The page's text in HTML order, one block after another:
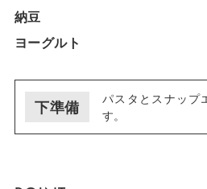
納豆
ヨーグルト
下準備
パスタとスナップ
す。